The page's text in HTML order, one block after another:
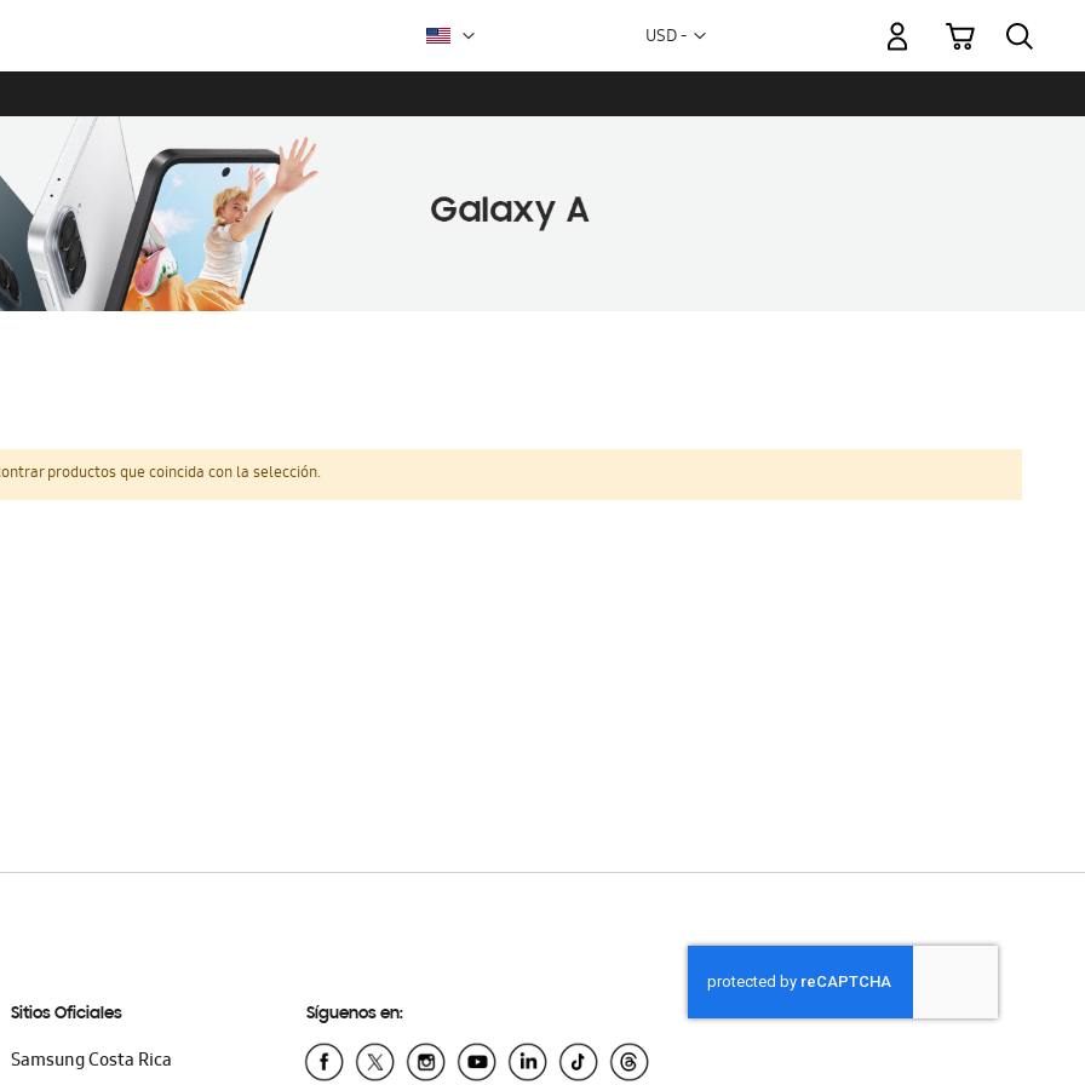
Moneda
USD -
Mi carrito
productos que coincida con la selección.
Sitios Oficiales
Samsung Costa Rica
Síguenos en: